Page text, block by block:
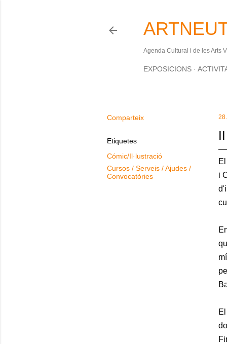
Agenda Cultural i de les Arts
EXPOSICIONS
Comparteix
Etiquetes
Cómic/Il·lustració
Cursos / Serveis / Ajudes /
Convocatòries
i